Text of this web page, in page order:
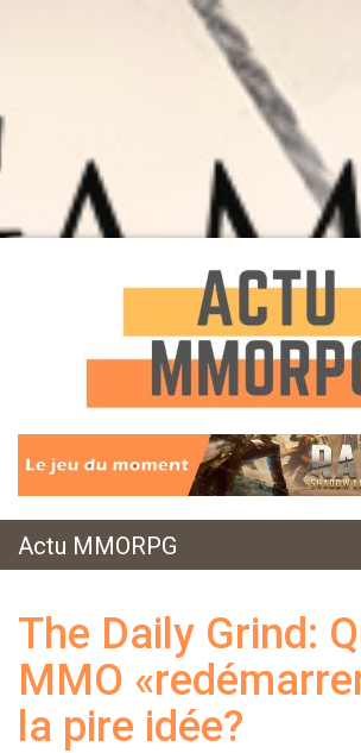
Actu MMORPG
The Daily Grind:
MMO
la pire idée?